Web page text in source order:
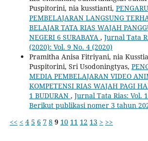
Puspitorini, nia kusstianti,
PEMBELAJARAN LANGSUNG
BELAJAR TATA RIAS WAJAH
NEGERI 6 SURABAYA , Jurnal Tata
(2020): Vol. 9 No. 4 (2020)
Pramitha Anisa Fitriyani, nia
Puspitorini, Sri Usodoningtyas,
MEDIA PEMBELAJARAN VIDEO
KOMPETENSI RIAS WAJAH PAGI
1 BUDURAN , Jurnal Tata Rias: Vol.
Berikut publikasi nomer 3 tahun
<< < 4 5 6 7 8 9 10 11 12 13 > >>